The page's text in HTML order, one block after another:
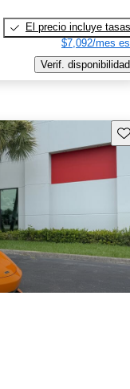
El precio incluye tasas
$7,092/mes
Verif. disponibilidad